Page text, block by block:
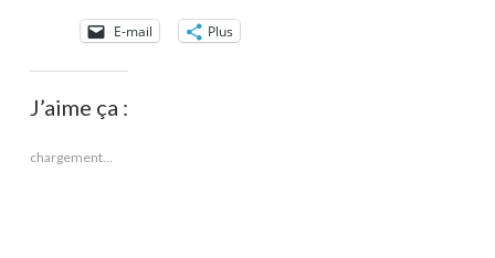
E-mail Plus
J’aime ça :
chargement…